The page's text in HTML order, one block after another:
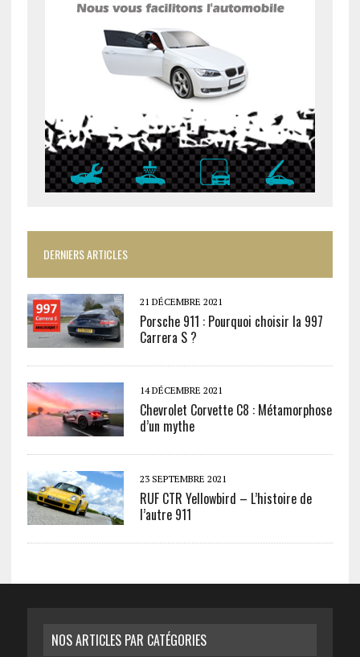
DERNIERS ARTICLES
21 DÉCEMBRE 2021
Porsche 911 : Pourquoi choisir la 997
Carrera S ?
14 DÉCEMBRE 2021
Chevrolet Corvette C8 : Métamorphose
d’un mythe
23 SEPTEMBRE 2021
RUF CTR Yellowbird – L’histoire de
l’autre 911
NOS ARTICLES PAR CATÉGORIES